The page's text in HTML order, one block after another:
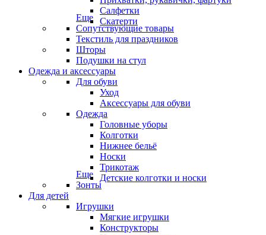
Салфетки
Скатерти
Еще
Сопутствующие товары
Текстиль для праздников
Шторы
Подушки на стул
Одежда и аксессуары
Для обуви
Уход
Аксессуары для обуви
Одежда
Головные уборы
Колготки
Нижнее бельё
Носки
Трикотаж
Детские колготки и носки
Еще
Зонты
Для детей
Игрушки
Мягкие игрушки
Конструкторы